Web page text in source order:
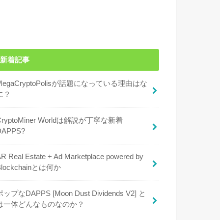
新着記事
が話題になっている理由はな
？
Worldは解説が丁寧な新着
Real Estate + Ad Marketplace powered by
とは何か
ップなDAPPS [Moon Dust Dividends V2] と
一体どんなものなのか？